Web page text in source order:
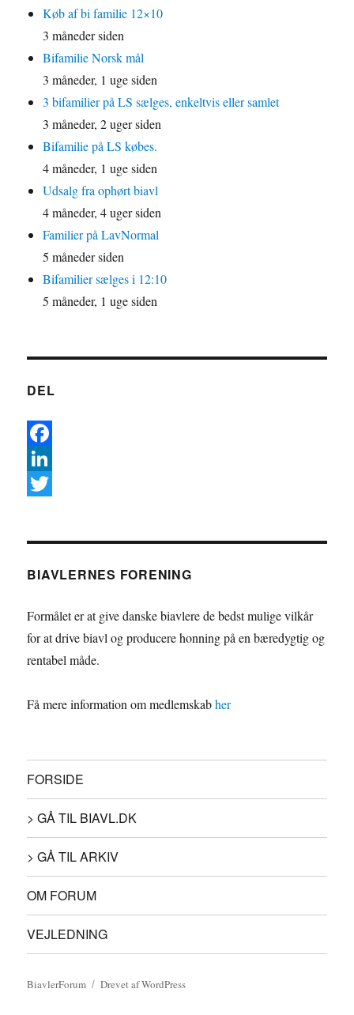
Køb af bi familie 12×10
3 måneder siden
Bifamilie Norsk mål
3 måneder, 1 uge siden
3 bifamilier på LS sælges, enkeltvis eller samlet
3 måneder, 2 uger siden
Bifamilie på LS købes.
4 måneder, 1 uge siden
Udsalg fra ophørt biavl
4 måneder, 4 uger siden
Familier på LavNormal
5 måneder siden
Bifamilier sælges i 12:10
5 måneder, 1 uge siden
DEL
F
a
o
o
k
L
e
d
I
n
t
t
e
r
BIAVLERNES FORENING
Formålet er at give danske biavlere de bedst mulige vilkår
for at drive biavl og producere honning på en bæredygtig og
rentabel måde.
Få mere information om medlemskabher
FORSIDE
> GÅ TIL BIAVL.DK
> GÅ TIL ARKIV
OM FORUM
VEJLEDNING
BiavlerForum Drevet af WordPress